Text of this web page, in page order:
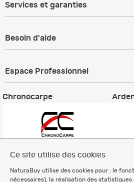
Ce site utilise des cookies
NaturaBuy utilise des cookies pour : le
nécessaires), la réalisation des
Services et garanties
Besoin d'aide
Espace Professionnel
Chronocarpe
Charte éthique